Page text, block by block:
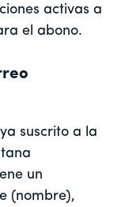
activas a
el abono.
suscrito a la
un
(nombre),